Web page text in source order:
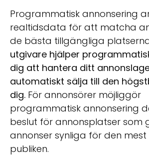
Programmatisk annonsering
realtidsdata för att matcha
de bästa tillgängliga
utgivare hjälper
dig att hantera ditt
automatiskt sälja till den
dig. För annonsörer möjliggör
programmatisk annonsering
beslut för annonsplatser som
annonser synliga för den
publiken.